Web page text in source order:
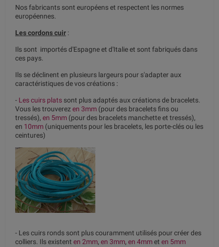
Nos fabricants sont européens et respectent les normes
européennes.
Les cordons cuir :
Ils sont importés d'Espagne et d'Italie et sont fabriqués dans
ces pays.
Ils se déclinent en plusieurs largeurs pour s'adapter aux
caractéristiques de vos créations :
- Les cuirs plats sont plus adaptés aux créations de bracelets.
Vous les trouverez en 3mm (pour des bracelets fins ou
tressés), en 5mm (pour des bracelets manchette et tressés),
en 10mm (uniquements pour les bracelets, les porte-clés ou les
ceintures)
- Les cuirs ronds sont plus couramment utilisés pour créer des
colliers. Ils existent en 2mm, en 3mm, en 4mmet en 5mm